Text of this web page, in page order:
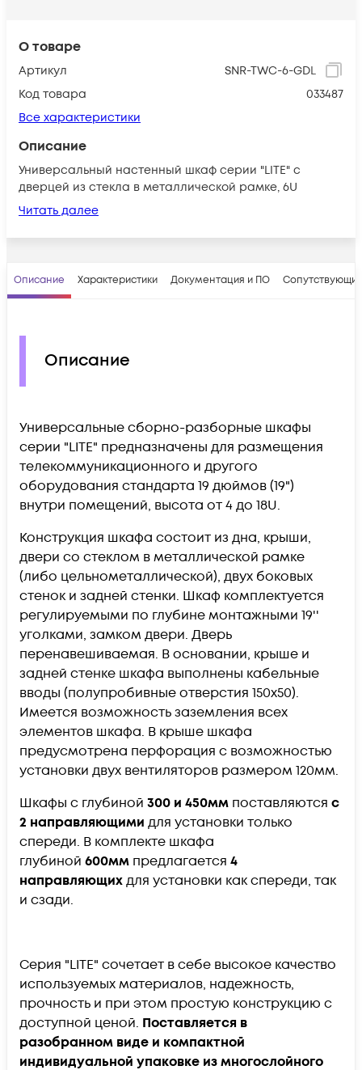
О товаре
Артикул
SNR-TWC-6-GDL
Код товара
033487
Все характеристики
Описание
Универсальный настенный шкаф серии "LITE" с
дверцей из стекла в металлической рамке, 6U
Читать далее
Описание Характеристики Документация и ПО
Описание
Универсальные сборно-разборные шкафы
серии "LITE" предназначены для размещения
телекоммуникационного и другого
оборудования стандарта 19 дюймов (19")
внутри помещений, высота от 4 до 18U.
Конструкция шкафа состоит из дна, крыши,
двери со стеклом в металлической рамке
(либо цельнометаллической), двух боковых
стенок и задней стенки. Шкаф комплектуется
регулируемыми по глубине монтажными 19''
уголками, замком двери. Дверь
перенавешиваемая. В основании, крыше и
задней стенке шкафа выполнены кабельные
вводы (полупробивные отверстия 150х50).
Имеется возможность заземления всех
элементов шкафа. В крыше шкафа
предусмотрена перфорация с возможностью
установки двух вентиляторов размером 120мм.
Шкафы с глубиной 300 и 450мм поставляются с
2 направляющими для установки только
спереди. В комплекте шкафа
глубиной 600мм предлагается 4
направляющихдля установки как спереди, так
и сзади.
Серия "LITE" сочетает в себе высокое качество
используемых материалов, надежность,
прочность и при этом простую конструкцию с
доступной ценой. Поставляется в
разобранном виде и компактной
индивидуальной упаковке из многослойного